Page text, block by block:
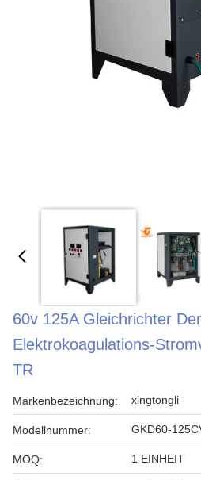
60v 125A Gleichrichter
Elektrokoagulations-
TR
Markenbezeichnung: xingtongli
Modellnummer: GKD60-
MOQ: 1 EINHEIT